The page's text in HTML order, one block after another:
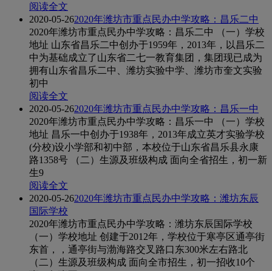
阅读全文
2020-05-262020年潍坊市重点民办中学攻略：昌乐二中
2020年潍坊市重点民办中学攻略：昌乐二中 （一）学校
地址 山东省昌乐二中创办于1959年，2013年，以昌乐二
中为基础成立了山东省二七一教育集团，集团现已成为
拥有山东省昌乐二中、潍坊实验中学、潍坊市奎文实验
初中
阅读全文
2020-05-262020年潍坊市重点民办中学攻略：昌乐一中
2020年潍坊市重点民办中学攻略：昌乐一中 （一）学校
地址 昌乐一中创办于1938年，2013年成立英才实验学校
(分校)设小学部和初中部，本校位于山东省昌乐县永康
路1358号 （二）生源及班级构成 面向全省招生，初一新
生9
阅读全文
2020-05-262020年潍坊市重点民办中学攻略：潍坊东辰
国际学校
2020年潍坊市重点民办中学攻略：潍坊东辰国际学校
（一）学校地址 创建于2012年，学校位于寒亭区通亭街
东首，，通亭街与渤海路交叉路口东300米左右路北
（二）生源及班级构成 面向全市招生，初一招收10个